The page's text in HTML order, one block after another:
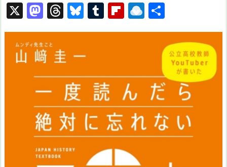
X
M
a
st
o
d
o
n
T
hr
a
d
s
Bl
u
s
k
T
u
r
Fl
ip
ar
d
R
ai
o
p.
io
有